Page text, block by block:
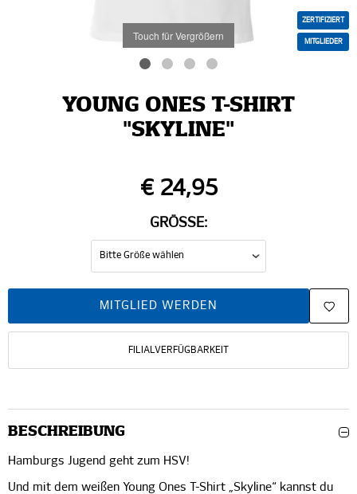
Touch für Vergrößern
ZERTIFIZIERT
MITGLIEDER
YOUNG ONES T-SHIRT
"SKYLINE"
€ 24,95
GRÖSSE:
MITGLIED WERDEN
FILIALVERFÜGBARKEIT
BESCHREIBUNG
Hamburgs Jugend geht zum HSV!
Und mit dem weißen Young Ones T-Shirt „Skyline“ kannst du